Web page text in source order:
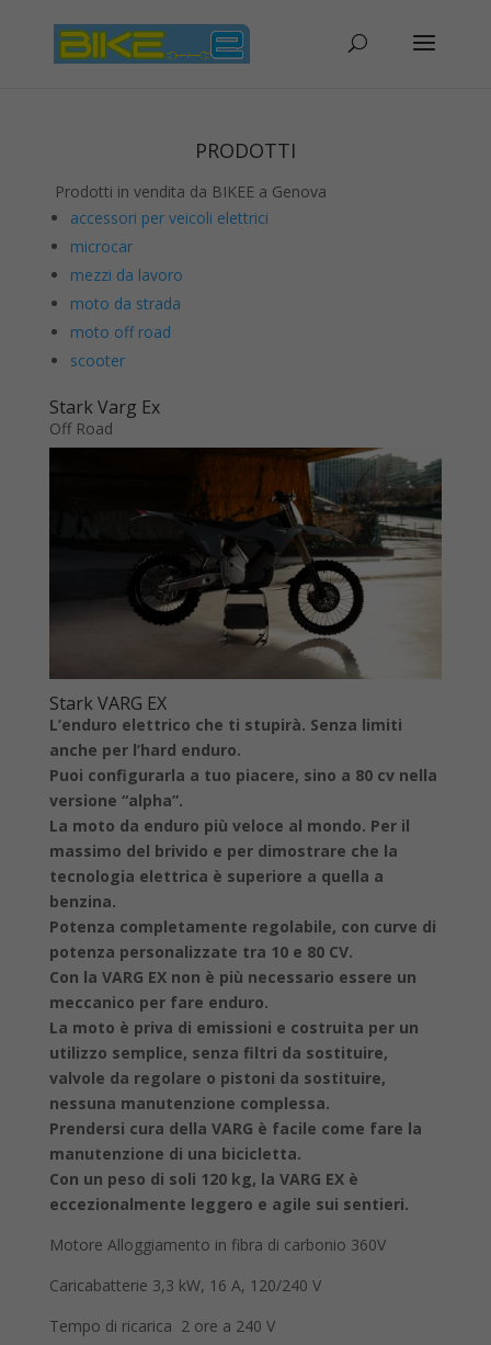
PRODOTTI
Prodotti in vendita da BIKEE a Genova
accessori per veicoli elettrici
microcar
mezzi da lavoro
moto da strada
moto off road
scooter
Stark Varg Ex
Off Road
Stark VARG EX
L’enduro elettrico che ti stupirà. Senza limiti
anche per l’hard enduro.
Puoi configurarla a tuo piacere, sino a 80 cv nella
versione “alpha”.
La moto da enduro più veloce al mondo. Per il
massimo del brivido e per dimostrare che la
tecnologia elettrica è superiore a quella a
benzina.
Potenza completamente regolabile, con curve di
potenza personalizzate tra 10 e 80 CV.
Con la VARG EX non è più necessario essere un
meccanico per fare enduro.
La moto è priva di emissioni e costruita per un
utilizzo semplice, senza filtri da sostituire,
valvole da regolare o pistoni da sostituire,
nessuna manutenzione complessa.
Prendersi cura della VARG è facile come fare la
manutenzione di una bicicletta.
Con un peso di soli 120 kg, la VARG EX è
eccezionalmente leggero e agile sui sentieri.
Motore Alloggiamento in fibra di carbonio 360V
Caricabatterie 3,3 kW, 16 A, 120/240 V
Tempo di ricarica 2 ore a 240 V